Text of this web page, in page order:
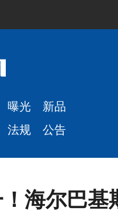
曝光
新品
法规 公告
海尔巴